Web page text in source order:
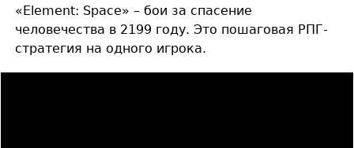
«Element: Space» – бои за спасение
человечества в 2199 году. Это пошаговая РПГ-
стратегия на одного игрока.